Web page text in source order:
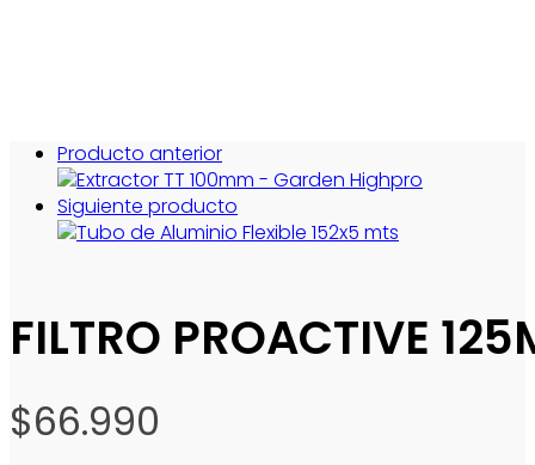
Producto anterior
Siguiente producto
FILTRO PROACTIVE
$66.990